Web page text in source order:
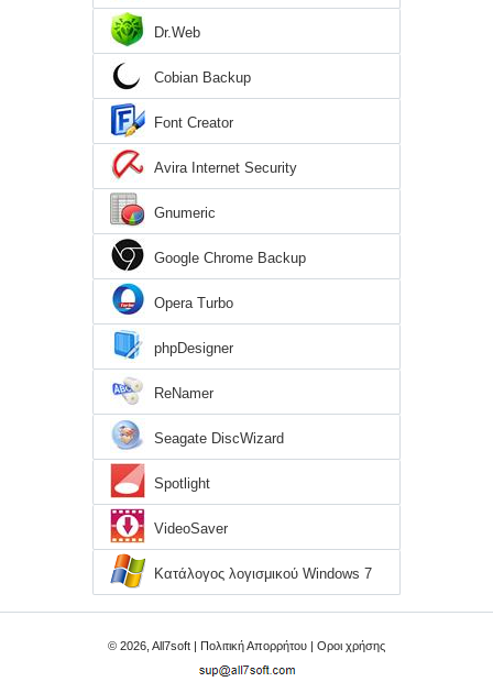
Dr.Web
Cobian Backup
Font Creator
Avira Internet Security
Gnumeric
Google Chrome Backup
Opera Turbo
phpDesigner
ReNamer
Seagate DiscWizard
Spotlight
VideoSaver
Κατάλογος λογισμικού Windows 7
© 2026, All7soft | Πολιτική Απορρήτου | Οροι χρήσης